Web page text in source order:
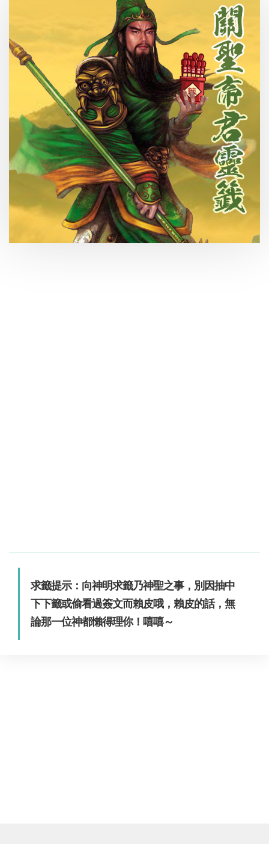
求籤提示：向神明求籤乃神聖之事，別因抽中
下下籤或偷看過簽文而賴皮哦，賴皮的話，無
論那一位神都懶得理你！嘻嘻～